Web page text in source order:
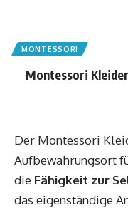
MONTESSORI
Montessori
Der Montessori
Aufbewahrungsort
die Fähigkeit zur
das eigenständige